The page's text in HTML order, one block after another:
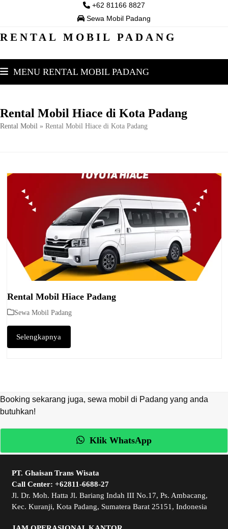
+62 81166 8827
Sewa Mobil Padang
RENTAL MOBIL PADANG
MENU RENTAL MOBIL PADANG
Rental Mobil Hiace di Kota Padang
Rental Mobil » Rental Mobil Hiace di Kota Padang
Rental Mobil Hiace Padang
Sewa Mobil Padang
Selengkapnya
Booking sekarang juga, sewa mobil di Padang yang anda
butuhkan!
Klik WhatsApp
PT. Ghaisan Trans Wisata
Call Center: +62811-6688-27
Jl. Dr. Moh. Hatta Jl. Bariang Indah III No.17, Ps. Ambacang,
Kec. Kuranji, Kota Padang, Sumatera Barat 25151, Indonesia